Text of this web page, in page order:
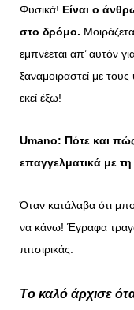
Φυσικά! Είναι ο
στο δρόμο.
εμπνέεται απ’ αυτόν
ξαναμοιραστεί με
εκεί έξω!
Umano: Πότε και
επαγγελματικά με
Όταν κατάλαβα ότι
να κάνω! Έγραφα
πιτσιρικάς.
Tο καλό άρχισε